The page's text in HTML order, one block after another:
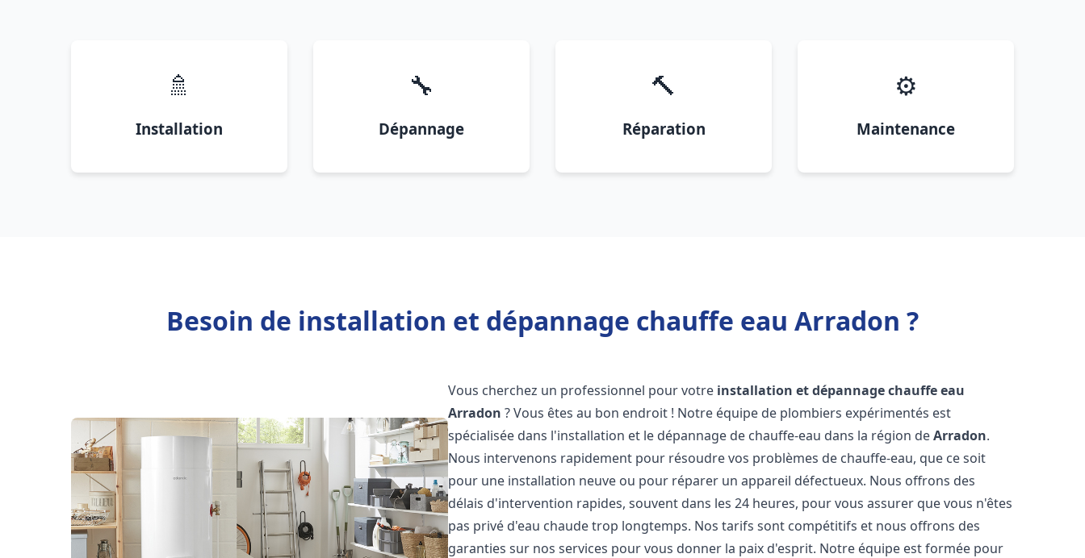
🚿
Installation
🔧
Dépannage
🔨
Réparation
⚙️
Maintenance
Besoin de installation et dépannage chauffe eau Arradon ?
Vous cherchez un professionnel pour votre installation et dépannage chauffe eau
Arradon ? Vous êtes au bon endroit ! Notre équipe de plombiers expérimentés est
spécialisée dans l'installation et le dépannage de chauffe-eau dans la région deArradon.
Nous intervenons rapidement pour résoudre vos problèmes de chauffe-eau, que ce soit
pour une installation neuve ou pour réparer un appareil défectueux. Nous offrons des
délais d'intervention rapides, souvent dans les 24 heures, pour vous assurer que vous n'êtes
pas privé d'eau chaude trop longtemps. Nos tarifs sont compétitifs et nous offrons des
garanties sur nos services pour vous donner la paix d'esprit. Notre équipe est formée pour